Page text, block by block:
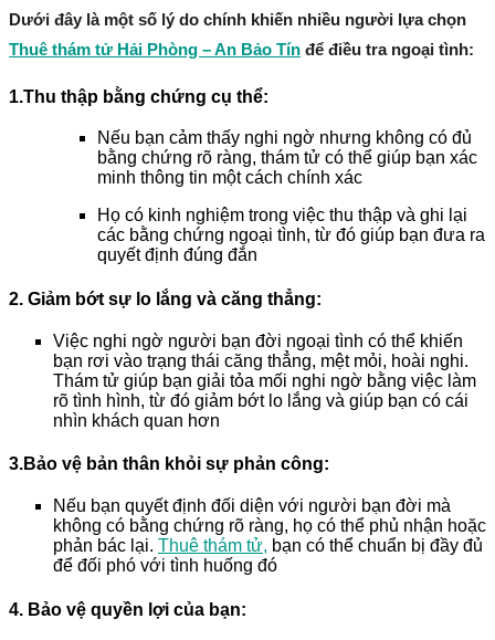
Dưới đây là một số lý do chính khiến nhiều người lựa chọn
Thuê thám tử Hải Phòng – An Bảo Tín để điều tra ngoại tình:
1.Thu thập bằng chứng cụ thể:
Nếu bạn cảm thấy nghi ngờ nhưng không có đủ
bằng chứng rõ ràng, thám tử có thể giúp bạn xác
minh thông tin một cách chính xác
Họ có kinh nghiệm trong việc thu thập và ghi lại
các bằng chứng ngoại tình, từ đó giúp bạn đưa ra
quyết định đúng đắn
2. Giảm bớt sự lo lắng và căng thẳng:
Việc nghi ngờ người bạn đời ngoại tình có thể khiến
bạn rơi vào trạng thái căng thẳng, mệt mỏi, hoài nghi.
Thám tử giúp bạn giải tỏa mối nghi ngờ bằng việc làm
rõ tình hình, từ đó giảm bớt lo lắng và giúp bạn có cái
nhìn khách quan hơn
3.Bảo vệ bản thân khỏi sự phản công:
Nếu bạn quyết định đối diện với người bạn đời mà
không có bằng chứng rõ ràng, họ có thể phủ nhận hoặc
phản bác lại. Thuê thám tử, bạn có thể chuẩn bị đầy đủ
để đối phó với tình huống đó
4. Bảo vệ quyền lợi của bạn: